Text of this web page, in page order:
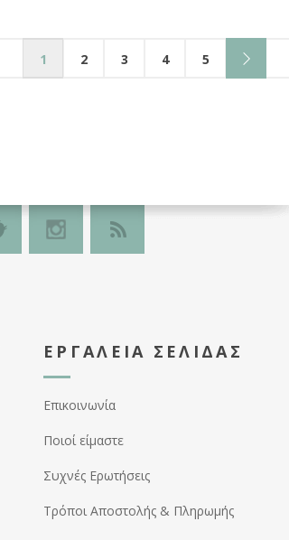
1 2 3 4 5
ΕΡΓΑΛΕΊΑ ΣΕΛΊΔΑΣ
Επικοινωνία
Ποιοί είμαστε
Συχνές Ερωτήσεις
Τρόποι Αποστολής & Πληρωμής